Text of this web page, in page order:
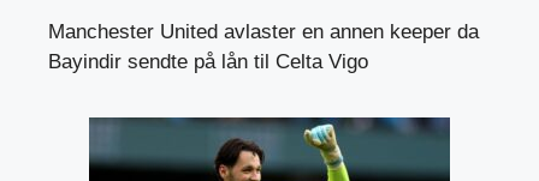
Manchester United avlaster en annen keeper da
Bayindir sendte på lån til Celta Vigo